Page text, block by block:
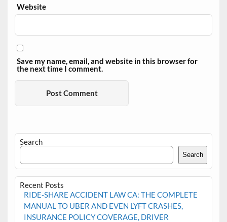
Website
Save my name, email, and website in this browser for
the next time I comment.
Search
Search
Recent Posts
RIDE-SHARE ACCIDENT LAW CA: THE COMPLETE
MANUAL TO UBER AND EVEN LYFT CRASHES,
INSURANCE POLICY COVERAGE, DRIVER